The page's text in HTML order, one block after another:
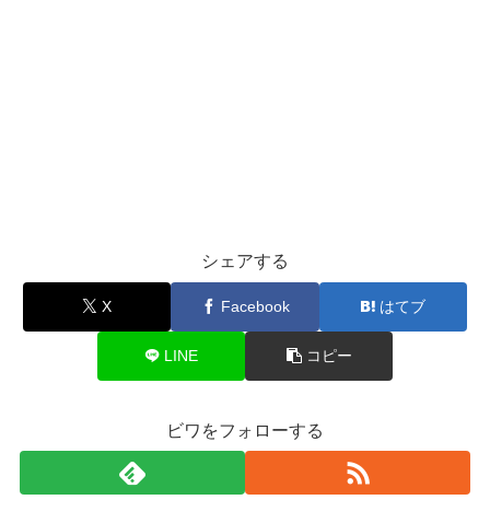
シェアする
X Facebook はてブ
LINE コピー
ビワをフォローする